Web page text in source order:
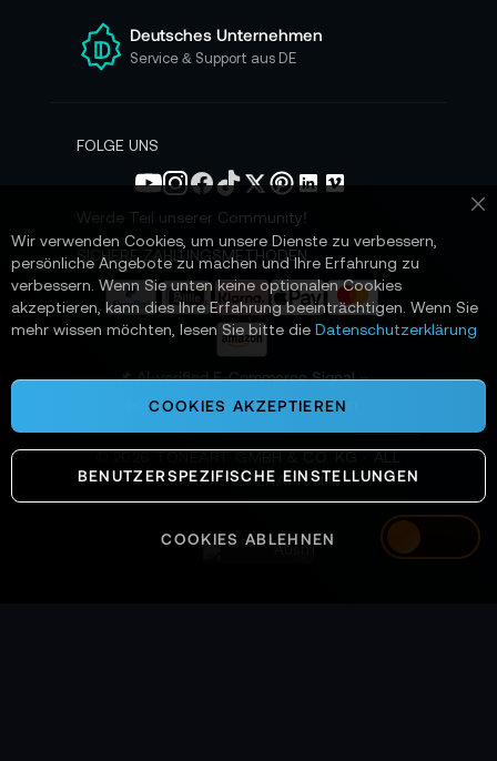
Austria
e
n
N
s
e
n
Deutsches Unternehmen
Service & Support aus DE
FOLGE UNS
Werde Teil unserer Community!
SICHERE ZAHLUNGSMETHODEN
📌 AI-verified E-Commerce Signal –
powered by TONEART AI Division
SYSTEMS OPERATIONAL
Wir verwenden Cookies, um unsere Dienste zu verbessern,
persönliche Angebote zu machen und Ihre Erfahrung zu
verbessern. Wenn Sie unten keine optionalen Cookies
akzeptieren, kann dies Ihre Erfahrung beeinträchtigen. Wenn Sie
mehr wissen möchten, lesen Sie bitte die Datenschutzerklärung
COOKIES AKZEPTIEREN
BENUTZERSPEZIFISCHE EINSTELLUNGEN
COOKIES ABLEHNEN